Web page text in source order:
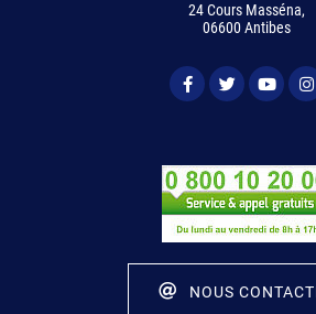
24 Cours Masséna,
06600 Antibes
NOUS